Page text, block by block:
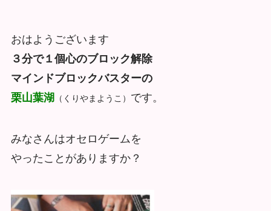
おはようございます
３分で１個心のブロック解除
マインドブロックバスターの
栗山葉湖
（くりやまようこ） です。
みなさんはオセロゲームを
やったことがありますか？